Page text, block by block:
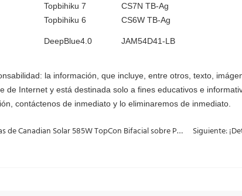
Topbihiku 7 CS7N TB-Ag
Topbihiku 6
CS6W TB-Ag
DeepBlue4.0 JAM54D41-LB
la información, que incluye, entre otros, texto,
de Internet y está destinada solo a fines educativos e
contáctenos de inmediato y lo eliminaremos de inmediato.
Anterior: Ventajas de Canadian Solar 585W TopCon Bifacial sobre Perc Bifacial 550W